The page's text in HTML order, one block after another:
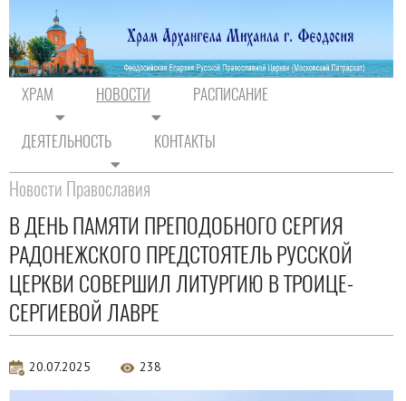
ХРАМ НОВОСТИ РАСПИСАНИЕ
ДЕЯТЕЛЬНОСТЬ КОНТАКТЫ
Новости Православия
В ДЕНЬ ПАМЯТИ ПРЕПОДОБНОГО СЕРГИЯ
РАДОНЕЖСКОГО ПРЕДСТОЯТЕЛЬ РУССКОЙ
ЦЕРКВИ СОВЕРШИЛ ЛИТУРГИЮ В ТРОИЦЕ-
СЕРГИЕВОЙ ЛАВРЕ
20.07.2025 238